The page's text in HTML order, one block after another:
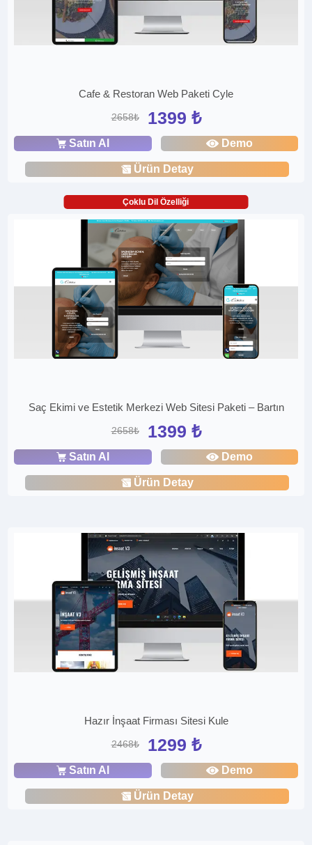
Cafe & Restoran Web Paketi Cyle
2658₺ 1399 ₺
Satın Al Demo
Ürün Detay
Çoklu Dil Özelliği
Saç Ekimi ve Estetik Merkezi Web Sitesi Paketi – Bartın
2658₺ 1399 ₺
Satın Al Demo
Ürün Detay
Hazır İnşaat Firması Sitesi Kule
2468₺ 1299 ₺
Satın Al Demo
Ürün Detay